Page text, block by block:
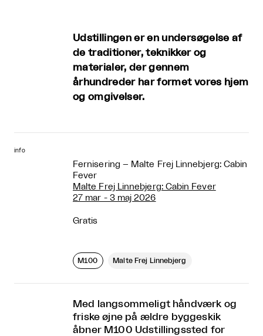
Udstillingen er en undersøgelse af
de traditioner, teknikker og
materialer, der gennem
århundreder har formet vores hjem
og omgivelser.
info
Fernisering – Malte Frej Linnebjerg: Cabin
Fever
Malte Frej Linnebjerg: Cabin Fever
27 mar - 3 maj 2026
Gratis
M100 Malte Frej Linnebjerg
Med langsommeligt håndværk og
friske øjne på ældre byggeskik
åbner M100 Udstillingssted for